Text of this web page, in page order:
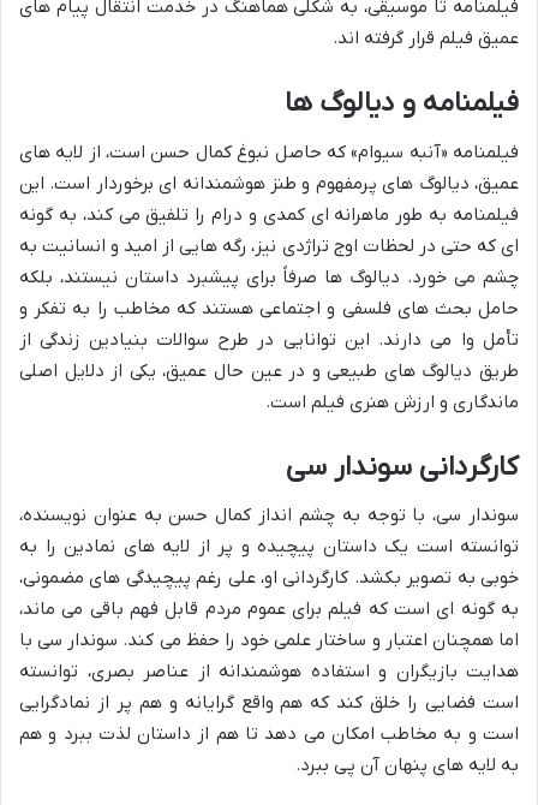
فیلمنامه تا موسیقی، به شکلی هماهنگ در خدمت انتقال پیام های
عمیق فیلم قرار گرفته اند.
فیلمنامه و دیالوگ ها
فیلمنامه «آنبه سیوام» که حاصل نبوغ کمال حسن است، از لایه های
عمیق، دیالوگ های پرمفهوم و طنز هوشمندانه ای برخوردار است. این
فیلمنامه به طور ماهرانه ای کمدی و درام را تلفیق می کند، به گونه
ای که حتی در لحظات اوج تراژدی نیز، رگه هایی از امید و انسانیت به
چشم می خورد. دیالوگ ها صرفاً برای پیشبرد داستان نیستند، بلکه
حامل بحث های فلسفی و اجتماعی هستند که مخاطب را به تفکر و
تأمل وا می دارند. این توانایی در طرح سوالات بنیادین زندگی از
طریق دیالوگ های طبیعی و در عین حال عمیق، یکی از دلایل اصلی
ماندگاری و ارزش هنری فیلم است.
کارگردانی سوندار سی
سوندار سی، با توجه به چشم انداز کمال حسن به عنوان نویسنده،
توانسته است یک داستان پیچیده و پر از لایه های نمادین را به
خوبی به تصویر بکشد. کارگردانی او، علی رغم پیچیدگی های مضمونی،
به گونه ای است که فیلم برای عموم مردم قابل فهم باقی می ماند،
اما همچنان اعتبار و ساختار علمی خود را حفظ می کند. سوندار سی با
هدایت بازیگران و استفاده هوشمندانه از عناصر بصری، توانسته
است فضایی را خلق کند که هم واقع گرایانه و هم پر از نمادگرایی
است و به مخاطب امکان می دهد تا هم از داستان لذت ببرد و هم
به لایه های پنهان آن پی ببرد.